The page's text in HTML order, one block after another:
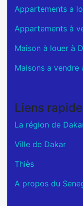
Appartements a
Appartements à
Maison à louer à
Maisons a vendre
Liens
La région de
Ville de Dakar
Thiès
A propos du